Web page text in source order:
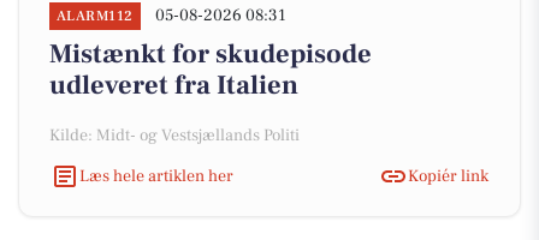
ALARM112 05-08-2026 08:31
Mistænkt for skudepisode
udleveret fra Italien
Kilde: Midt- og Vestsjællands Politi
Læs hele artiklen her
Kopiér link